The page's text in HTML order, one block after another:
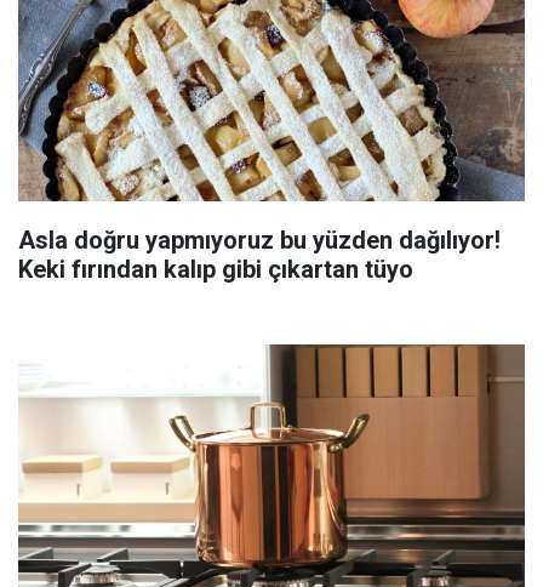
Asla doğru yapmıyoruz bu yüzden dağılıyor!
Keki fırından kalıp gibi çıkartan tüyo